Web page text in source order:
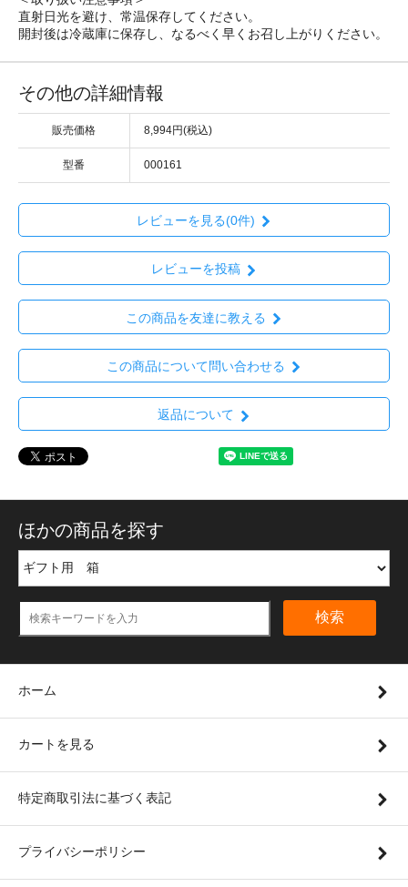
直射日光を避け、常温保存してください。
開封後は冷蔵庫に保存し、なるべく早くお召し上がりください。
その他の詳細情報
販売価格 8,994円(税込)
型番 000161
レビューを見る(0件)
レビューを投稿
この商品を友達に教える
この商品について問い合わせる
返品について
ほかの商品を探す
検索
ホーム
カートを見る
特定商取引法に基づく表記
プライバシーポリシー